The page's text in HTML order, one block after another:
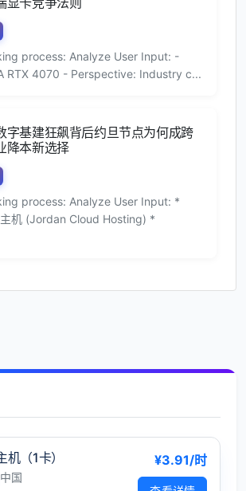
process: Analyze User Input: -
RTX 4070 - Perspective: Industry c...
字基建狂飙背后约旦节点为何成跨
降本新选择
process: Analyze User Input: *
机 (Jordan Cloud Hosting) *
机（1卡）
中国
¥3.91/时